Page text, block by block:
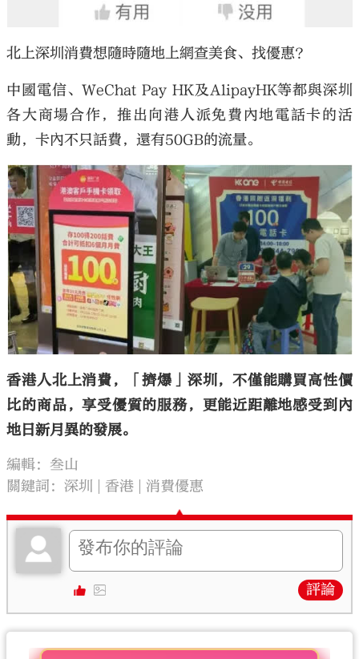
北上深圳消費想隨時隨地上網查美食、找優惠？
中國電信、WeChat Pay HK及AlipayHK等都與深圳
各大商場合作，推出向港人派免費內地電話卡的活
動，卡內不只話費，還有50GB的流量。
香港人北上消費，「擠爆」深圳，不僅能購買高性價
比的商品，享受優質的服務，更能近距離地感受到內
地日新月異的發展。
編輯：叁山
關鍵詞：深圳 香港 消費優惠
評論